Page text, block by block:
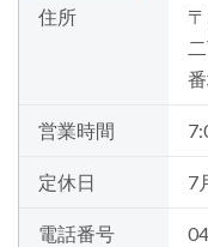
住所
営業時間
定休日 7
電話番号